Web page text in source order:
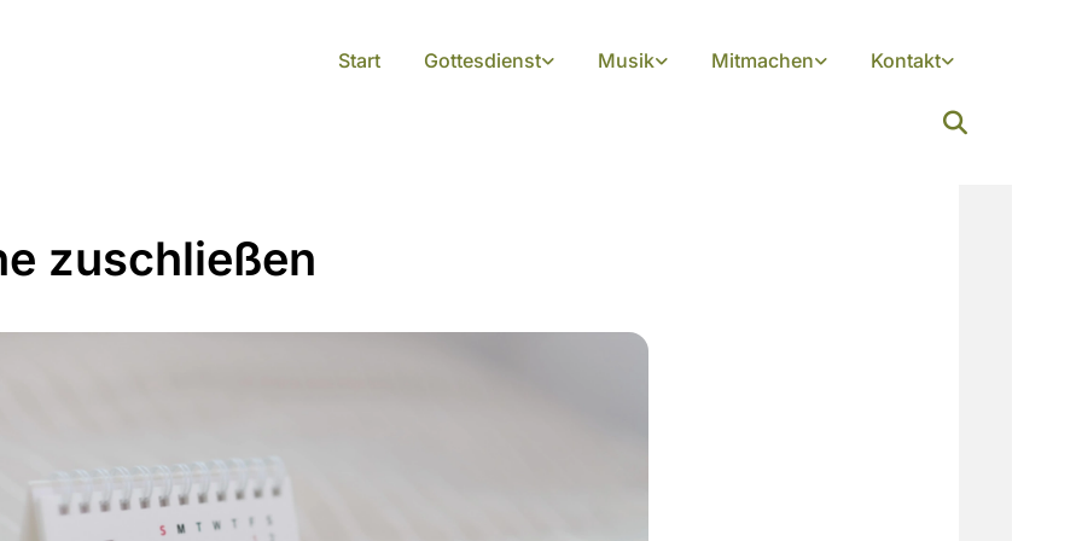
Start Gottesdienst Musik Mitmachen Kontakt
zuschließen